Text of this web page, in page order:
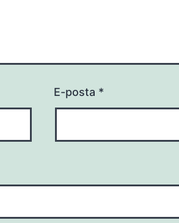
E-posta *